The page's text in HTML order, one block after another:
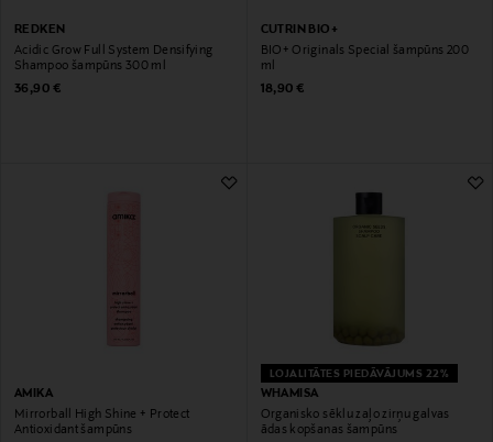
REDKEN
Acidic Grow Full System Densifying
Shampoo šampūns 300 ml
Original Price
36,90 €
CUTRIN BIO+
BIO+ Originals Special šampūns 200
ml
Original Price
18,90 €
AMIKA
Mirrorball High Shine + Protect
Antioxidant šampūns
LOJALITĀTES PIEDĀVĀJUMS 22%
WHAMISA
Organisko sēklu zaļo zirņu galvas
ādas kopšanas šampūns